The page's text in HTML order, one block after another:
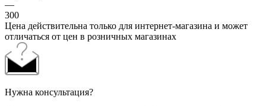
—
300
Цена действительна только для интернет-магазина и может
отличаться от цен в розничных магазинах
Нужна консультация?